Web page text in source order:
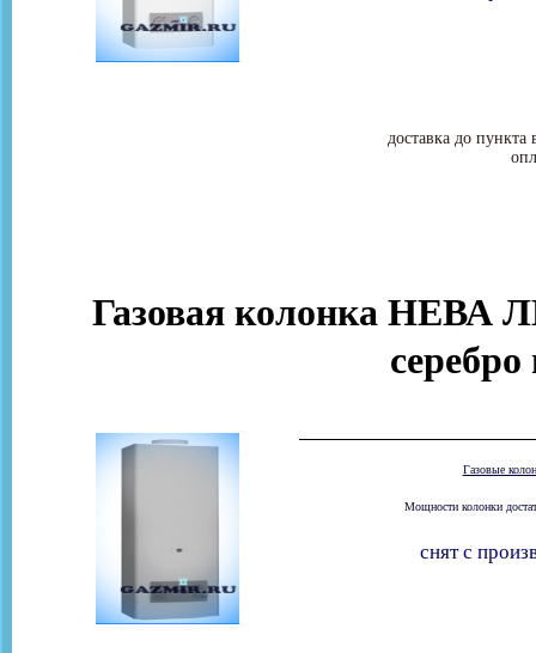
доставка до
Газовая колонка НЕВА
Газовые
Мощности колонки
снят с